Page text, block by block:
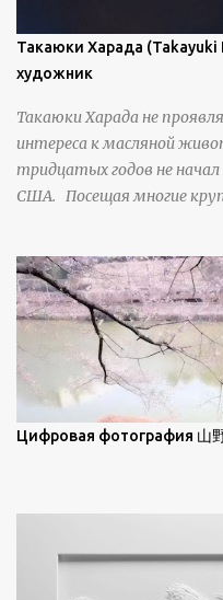
количество кристаллов
плоскости, например, при
изморози. В данном случае
от положения
свойства наиболее
ниже; при более высокой
демонстрирует матовое
Такаюки Харада
художник
Такаюки Харада не
интереса к масляной
тридцатых годов не
США. Посещая многие
Брайан Шервин
заявив, что "Такаюки
элегантность живописи с
некотором смысле,
зрителям незаконченный
уникальной манерой
просмотра всех работ,
Цифровая фотография 山